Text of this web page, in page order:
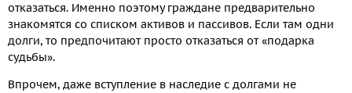
отказаться. Именно поэтому граждане предварительно
знакомятся со списком активов и пассивов. Если там одни
долги, то предпочитают просто отказаться от «подарка
судьбы».
Впрочем, даже вступление в наследие с долгами не